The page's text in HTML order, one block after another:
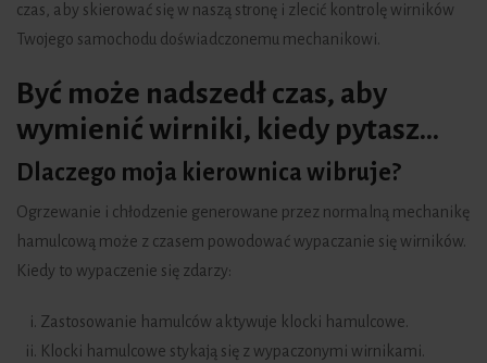
czas, aby skierować się w naszą stronę i zlecić kontrolę wirników
Twojego samochodu doświadczonemu mechanikowi.
Być może nadszedł czas, aby
wymienić wirniki, kiedy pytasz...
Dlaczego moja kierownica wibruje?
Ogrzewanie i chłodzenie generowane przez normalną mechanikę
hamulcową może z czasem powodować wypaczanie się wirników.
Kiedy to wypaczenie się zdarzy:
Zastosowanie hamulców aktywuje klocki hamulcowe.
Klocki hamulcowe stykają się z wypaczonymi wirnikami.